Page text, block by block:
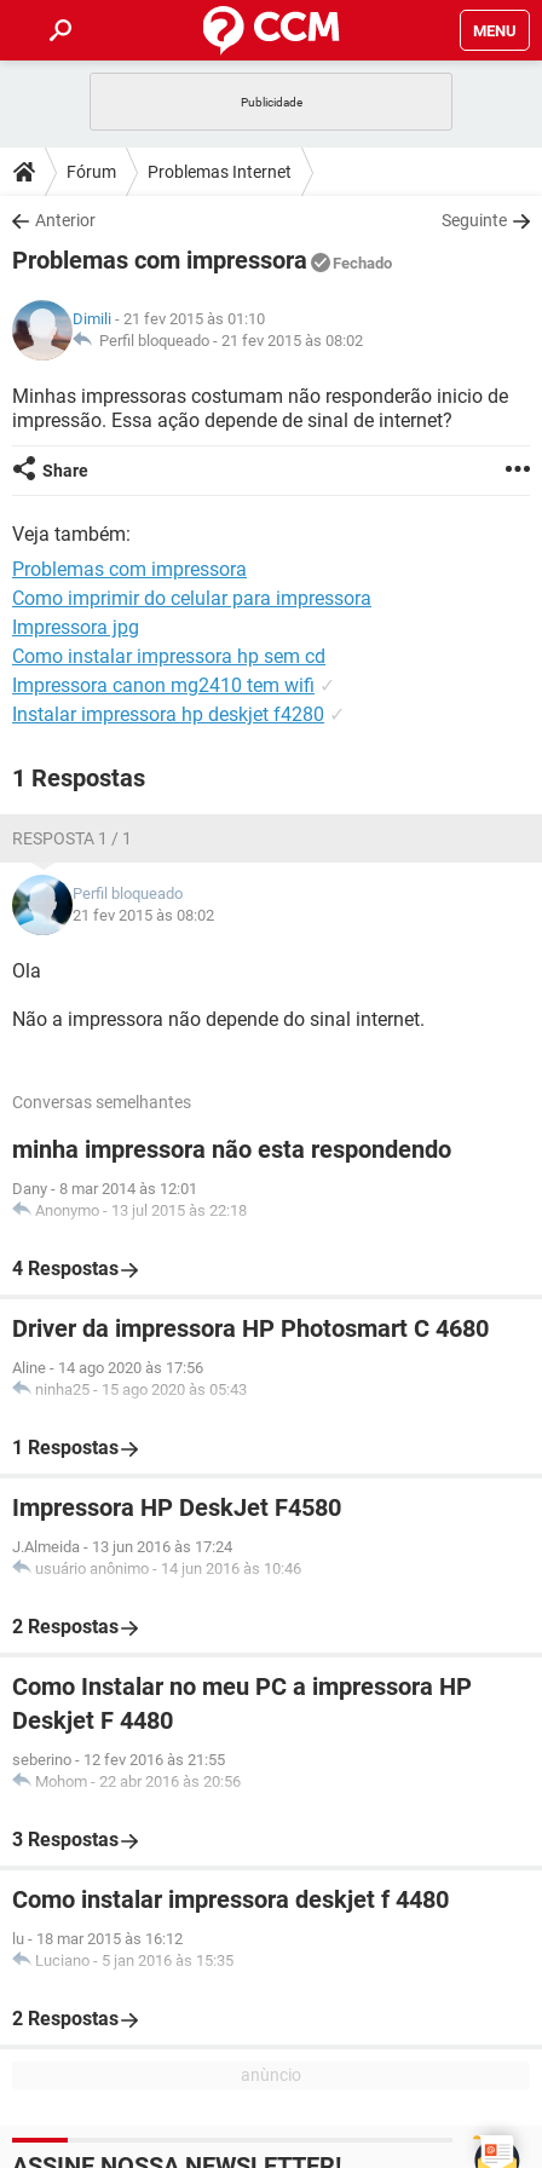
MENU
CELULAR FACEBOOK
OUTLOOK
INSTAGRAM GMAIL
GUIA DE COMPRAS
DICAS
JOGOS WHATSAPP
INSTAGRAM
GUIA DE COMPRAS
DOWNLOADS
JOGOS WHATSAPP
CELULAR
OUTLOOK EXCEL
INSTAGRAM GMAIL
GUIA DE COMPRAS
JOGOS
CELULAR
OUTLOOK EXCEL
GLOSSÁRIO
JOGOS WHATSAPP
CELULAR FACEBOOK
OUTLOOK
GUIA DE COMPRAS
Fórum Problemas Internet
Anterior Seguinte
Problemas com impressora Fechado
Dimili - 21 fev 2015 às 01:10
Perfil bloqueado - 21 fev 2015 às 08:02
Minhas impressoras costumam não responderão inicio de
impressão. Essa ação depende de sinal de internet?
Share
Veja também:
Problemas com impressora
Como imprimir do celular para impressora
Impressora jpg
Como instalar impressora hp sem cd
Impressora canon mg2410 tem wifi ✓
Instalar impressora hp deskjet f4280 ✓
1 Respostas
RESPOSTA 1 / 1
Perfil bloqueado
21 fev 2015 às 08:02
Ola
Não a impressora não depende do sinal internet.
Conversas semelhantes
minha impressora não esta respondendo
Dany - 8 mar 2014 às 12:01
Anonymo - 13 jul 2015 às 22:18
4 Respostas
Driver da impressora HP Photosmart C 4680
Aline - 14 ago 2020 às 17:56
ninha25 - 15 ago 2020 às 05:43
1 Respostas
Impressora HP DeskJet F4580
J.Almeida - 13 jun 2016 às 17:24
usuário anônimo - 14 jun 2016 às 10:46
2 Respostas
Como Instalar no meu PC a impressora HP
Deskjet F 4480
seberino - 12 fev 2016 às 21:55
Mohom - 22 abr 2016 às 20:56
3 Respostas
Como instalar impressora deskjet f 4480
lu - 18 mar 2015 às 16:12
Luciano - 5 jan 2016 às 15:35
2 Respostas